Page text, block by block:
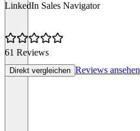
LinkedIn Sales Navigator
61 Reviews
Direkt vergleichen Reviews ansehen